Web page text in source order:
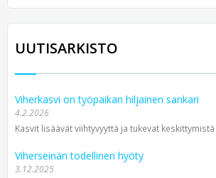
UUTISARKISTO
Viherkasvi on työpaikan hiljainen sankari
4.2.2026
Kasvit lisäävät viihtyvyyttä ja tukevat
Viherseinän todellinen hyöty
3.12.2025